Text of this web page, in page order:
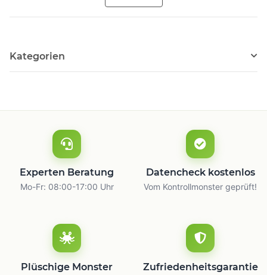
Kategorien
Experten Beratung
Mo-Fr: 08:00-17:00 Uhr
Datencheck kostenlos
Vom Kontrollmonster geprüft!
Plüschige Monster Zufriedenheitsgarantie